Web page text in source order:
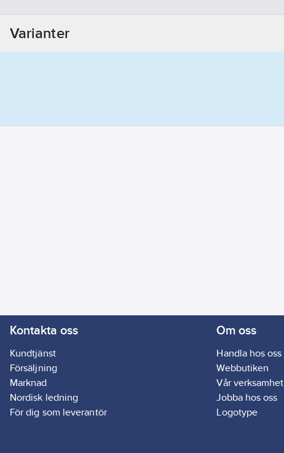
Varianter
Kontakta oss
Kundtjänst
Försäljning
Marknad
Nordisk ledning
För dig som leverantör
Om oss
Handla hos oss
Webbutiken
Vår verksamhet
Jobba hos oss
Logotype